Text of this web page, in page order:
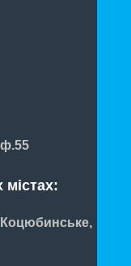
Коцюбинське,